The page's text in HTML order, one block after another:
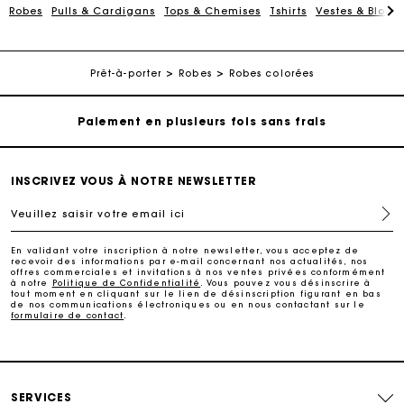
Robes Pulls & Cardigans Tops & Chemises Tshirts Vestes &
Prêt-à-porter Robes Robes colorées
cadeau parfait
Livraison à domicile offerte sous 2 jours ouvrés
Carte Cadeau Maje : la meilleure façon d'offrir le
cadeau parfait
Livraison à domicile offerte sous 2 jours ouvrés
INSCRIVEZ VOUS À NOTRE NEWSLETTER
Veuillez saisir votre email ici
En validant votre inscription à notre newsletter, vous acceptez de
recevoir des informations par e-mail concernant nos actualités, nos
offres commerciales et invitations à nos ventes privées conformément
à notre
Politique de Confidentialité
. Vous pouvez vous désinscrire à
tout moment en cliquant sur le lien de désinscription figurant en bas
de nos communications électroniques ou en nous contactant sur le
formulaire de contact
SERVICES